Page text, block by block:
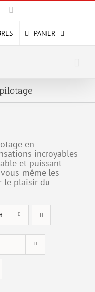
PANIER
en
incroyables
et puissant
vous-même les
le plaisir du